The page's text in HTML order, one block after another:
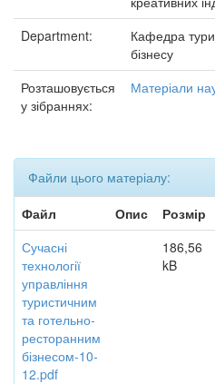
Department:
Кафедра
бізнесу
Розташовується
у зібраннях:
Матеріали
Файли цього матеріалу:
Файл
Опис Розмір
Сучасні
технології
управління
туристичним
та готельно-
ресторанним
бізнесом-10-
12.pdf
186,56
kB